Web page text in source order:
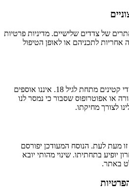
של צדדים שלישיים. מדיניות פרטיות
אחריות לתכניהם או לאופן הטיפול
האתר אינו מיועד לשימוש על ידי קטינים מתחת לגיל 18. איננו אוספים
או אפוטרופוס שסבור כי נמסר לנו
לצורך מחיקתו.
מעת לעת. הנוסח המעודכן יפורסם
יופיע בתחתיתו. שינוי מהותי יובא
באתר.